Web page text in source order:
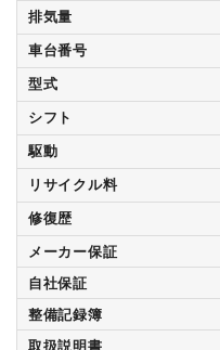
排気量
車台番号
型式
シフト
駆動
リサイクル料
修復歴
メーカー保証
自社保証
整備記録簿
取扱説明書